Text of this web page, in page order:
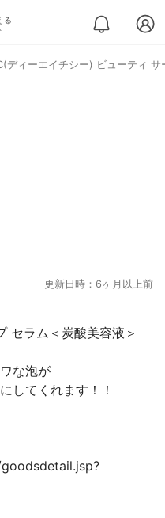
る
ディーエイチシー) ビューティ
更新日時：6ヶ月以上前
セラム＜炭酸美容液＞
な泡が
してくれます！！